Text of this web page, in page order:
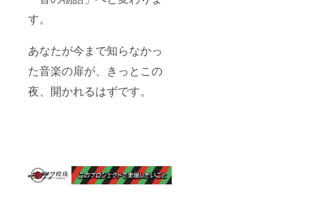
す。
あなたが今まで知らなかっ
た音楽の扉が、きっとこの
夜、開かれるはずです。